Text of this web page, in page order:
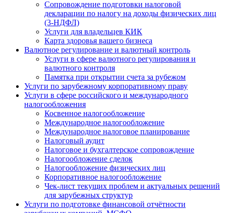
Сопровождение подготовки налоговой
декларации по налогу на доходы физических лиц
(3-НДФЛ)
Услуги для владельцев КИК
Карта здоровья вашего бизнеса
Валютное регулирование и валютный контроль
Услуги в сфере валютного регулирования и
валютного контроля
Памятка при открытии счета за рубежом
Услуги по зарубежному корпоративному праву
Услуги в сфере российского и международного
налогообложения
Косвенное налогообложение
Международное налогообложение
Международное налоговое планирование
Налоговый аудит
Налоговое и бухгалтерское сопровождение
Налогообложение сделок
Налогообложение физических лиц
Корпоративное налогообложение
Чек-лист текущих проблем и актуальных решений
для зарубежных структур
Услуги по подготовке финансовой отчётности